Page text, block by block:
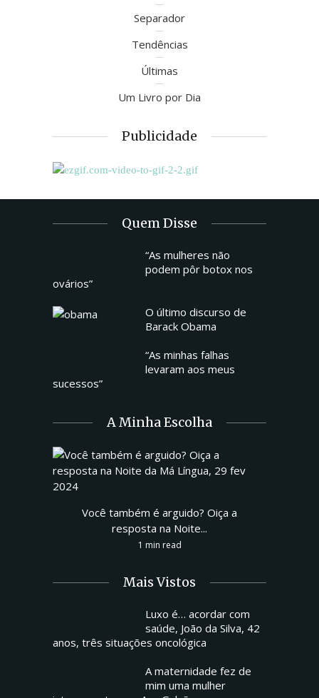
Separador
Tendências
Últimas
Um Livro por Dia
Publicidade
Quem Disse
“As mulheres não
podem pôr botox nos
ovários”
O último discurso de
Barack Obama
“As minhas falhas
levaram aos meus
sucessos”
A Minha Escolha
Você também é arguido? Oiça a
resposta na Noite...
1 min read
Mais Vistos
Luxo é… acordar com
saúde, João da Silva, 42
anos, três situações oncológica
A maternidade fez de
mim uma mulher